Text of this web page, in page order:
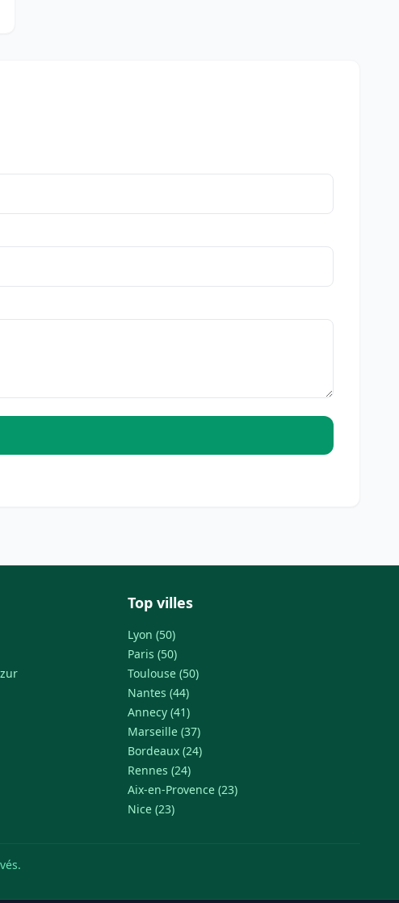
Top villes
Lyon (50)
Paris (50)
Toulouse (50)
Nantes (44)
Annecy (41)
Marseille (37)
Bordeaux (24)
Rennes (24)
Aix-en-Provence (23)
Nice (23)